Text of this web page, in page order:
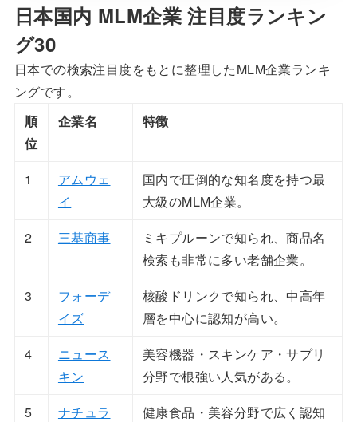
日本国内 MLM企業 注目度ランキン
グ30
日本での検索注目度をもとに整理したMLM企業ランキ
ングです。
順
位
企業名 特徴
1
アムウェ
イ
国内で圧倒的な知名度を持つ最
大級のMLM企業。
2
三基商事
ミキプルーンで知られ、商品名
検索も非常に多い老舗企業。
3
フォーデ
イズ
核酸ドリンクで知られ、中高年
層を中心に認知が高い。
4
ニュース
キン
美容機器・スキンケア・サプリ
分野で根強い人気がある。
5
ナチュラ
健康食品・美容分野で広く認知